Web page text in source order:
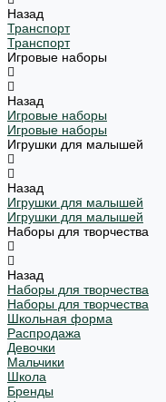
Назад
Транспорт
Транспорт
Игровые наборы
Назад
Игровые наборы
Игровые наборы
Игрушки для малышей
Назад
Игрушки для малышей
Игрушки для малышей
Наборы для творчества
Назад
Наборы для творчества
Наборы для творчества
Школьная форма
Распродажа
Девочки
Мальчики
Школа
Бренды